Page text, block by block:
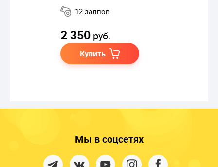
12 залпов
2 350 руб.
Купить
Мы в соцсетях